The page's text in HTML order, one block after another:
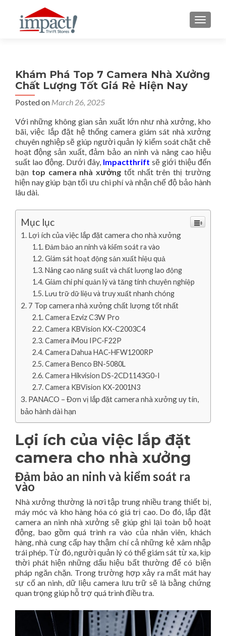
Khám Phá Top 7 Camera Nhà Xưởng
Chất Lượng Tốt Giá Rẻ Hiện Nay
Posted on March 26, 2025
Với những không gian sản xuất lớn như nhà xưởng, kho
bãi, việc lắp đặt hệ thống camera giám sát nhà xưởng
chuyên nghiệp sẽ giúp người quản lý kiểm soát chặt chẽ
hoạt động sản xuất, đảm bảo an ninh và nâng cao hiệu
suất lao động. Dưới đây, Impactthrift sẽ giới thiệu đến
bạn top camera nhà xưởng tốt nhất trên thị trường
hiện nay giúp bạn tối ưu chi phí và nhận chế độ bảo hành
lâu dài.
Mục lục
Lợi ích của việc lắp đặt camera cho nhà xưởng
Đảm bảo an ninh và kiểm soát ra vào
Giám sát hoạt động sản xuất hiệu quả
Nâng cao năng suất và chất lượng lao động
Giảm chi phí quản lý và tăng tính chuyên nghiệp
Lưu trữ dữ liệu và truy xuất nhanh chóng
7 Top camera nhà xưởng chất lượng tốt nhất
Camera Ezviz C3W Pro
Camera KBVision KX-C2003C4
Camera iMou IPC-F22P
Camera Dahua HAC-HFW1200RP
Camera Benco BN-5080L
Camera Hikvision DS-2CD1143G0-I
Camera KBVision KX-2001N3
PANACO – Đơn vị lắp đặt camera nhà xưởng uy tín,
bảo hành dài hạn
Lợi ích của việc lắp đặt
camera cho nhà xưởng
Đảm bảo an ninh và kiểm soát ra
vào
Nhà xưởng thường là nơi tập trung nhiều trang thiết bị,
máy móc và kho hàng hóa có giá trị cao. Do đó, lắp đặt
camera an ninh nhà xưởng sẽ giúp ghi lại toàn bộ hoạt
động, bao gồm quá trình ra vào của nhân viên, khách
hàng, nhà cung cấp hay thậm chí cả những kẻ xâm nhập
trái phép. Từ đó, người quản lý có thể giám sát từ xa, kịp
thời phát hiện những dấu hiệu bất thường để có biện
pháp ngăn chặn. Trong trường hợp xảy ra mất mát hay
sự cố an ninh, dữ liệu camera lưu trữ sẽ là bằng chứng
quan trọng giúp hỗ trợ quá trình điều tra.